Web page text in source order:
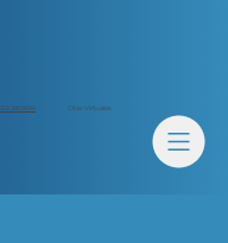
312.380.9041 Citas Virtuales